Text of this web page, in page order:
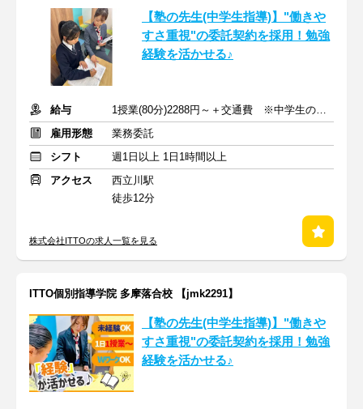
【塾の先生(中学生指導)】"働きや
すさ重視"の委託契約を採用！勉強
経験を活かせる♪
給与
1授業(80分)2288円～＋交通費 ※中学生の場合
雇用形態
業務委託
シフト
週1日以上 1日1時間以上
アクセス
西立川駅
徒歩12分
株式会社ITTOの求人一覧を見る
ITTO個別指導学院 多摩落合校 【jmk2291】
【塾の先生(中学生指導)】"働きや
すさ重視"の委託契約を採用！勉強
経験を活かせる♪